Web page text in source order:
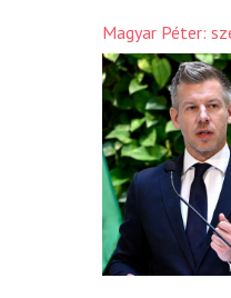
Magyar Péter: